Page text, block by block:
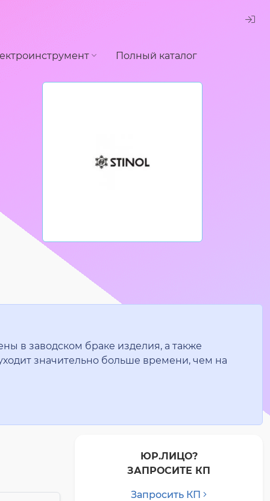
Полный каталог
в заводском браке изделия, а также
значительно больше времени, чем на
ЮР.ЛИЦО?
ЗАПРОСИТЕ КП
Запросить КП